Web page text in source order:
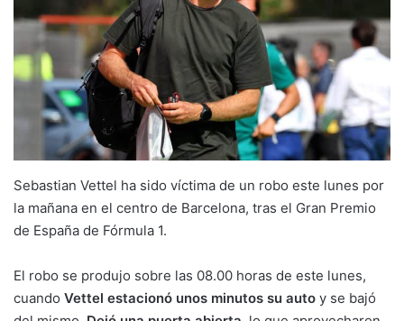
Sebastian Vettel ha sido víctima de un robo este lunes por
la mañana en el centro de Barcelona, tras el Gran Premio
de España de Fórmula 1.
El robo se produjo sobre las 08.00 horas de este lunes,
cuando Vettel estacionó unos minutos su auto y se bajó